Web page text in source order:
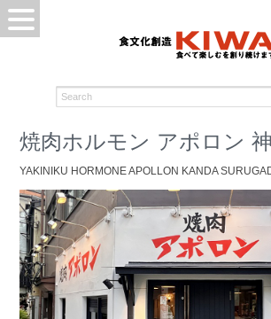
焼肉ホルモン アポロン
YAKINIKU HORMONE APOLLON KANDA